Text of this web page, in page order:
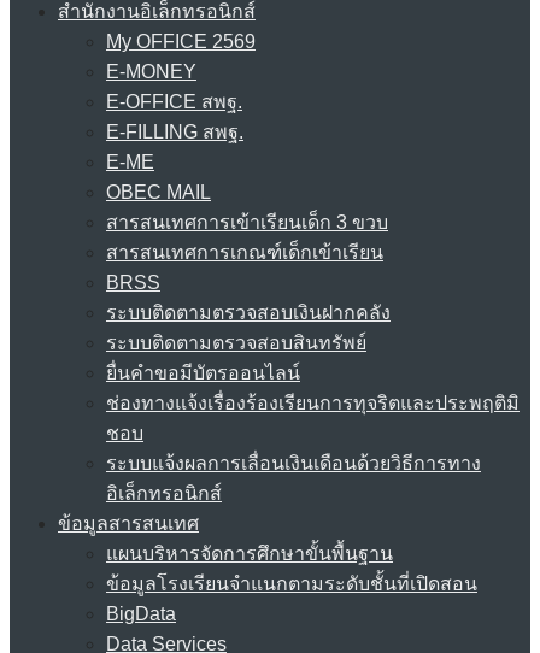
สำนักงานอิเล็กทรอนิกส์
My OFFICE 2569
E-MONEY
E-OFFICE สพฐ.
E-FILLING สพฐ.
E-ME
OBEC MAIL
สารสนเทศการเข้าเรียนเด็ก 3 ขวบ
สารสนเทศการเกณฑ์เด็กเข้าเรียน
BRSS
ระบบติดตามตรวจสอบเงินฝากคลัง
ระบบติดตามตรวจสอบสินทรัพย์
ยื่นคำขอมีบัตรออนไลน์
ช่องทางแจ้งเรื่องร้องเรียนการทุจริตและประพฤติมิ
ชอบ
ระบบแจ้งผลการเลื่อนเงินเดือนด้วยวิธีการทาง
อิเล็กทรอนิกส์
ข้อมูลสารสนเทศ
แผนบริหารจัดการศึกษาขั้นพื้นฐาน
ข้อมูลโรงเรียนจำแนกตามระดับชั้นที่เปิดสอน
BigData
Data Services